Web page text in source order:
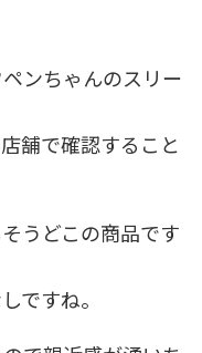
ンちゃんのスリー
舗で確認すること
うどこの商品です
ですね。